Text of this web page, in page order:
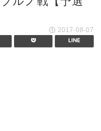
2017-08-07